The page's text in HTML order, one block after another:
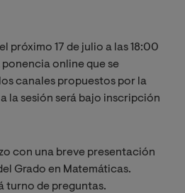
próximo 17 de julio a las 18:00
ponencia online que se
canales propuestos por la
la sesión será bajo inscripción
con una breve presentación
Grado en Matemáticas.
turno de preguntas.